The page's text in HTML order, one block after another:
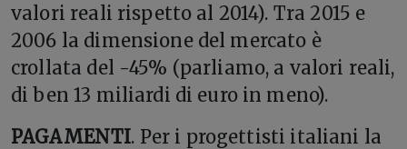
valori reali rispetto al 2014). Tra 2015 e
2006 la dimensione del mercato è
crollata del -45% (parliamo, a valori reali,
di ben 13 miliardi di euro in meno).
PAGAMENTI. Per i progettisti italiani la